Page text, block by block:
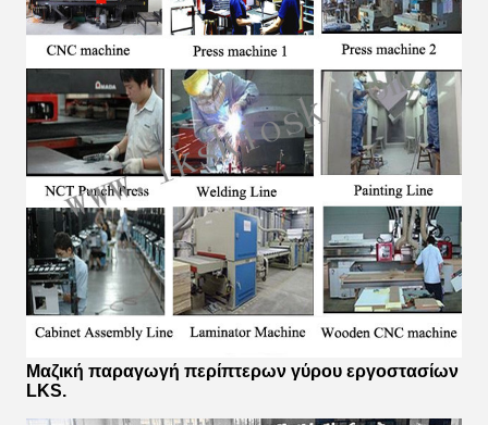
Μαζική παραγωγή περίπτερων γύρου εργοστασίων
LKS.